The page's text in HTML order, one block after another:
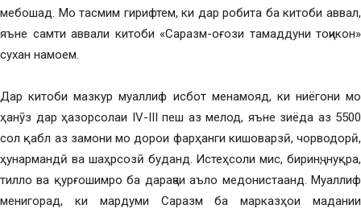
мебошад. Мо тасмим гирифтем, ки дар робита ба китоби аввал,
яъне самти аввали китоби «Саразм-оғози тамаддуни тоҷикон»
сухан намоем.
Дар китоби мазкур муаллиф исбот менамояд, ки ниёгони мо
ҳанӯз дар ҳазорсолаи IV-III пеш аз мелод, яъне зиёда аз 5500
сол қабл аз замони мо дорои фарҳанги кишоварзӣ, чорводорӣ,
ҳунармандӣ ва шаҳрсозӣ буданд. Истеҳсоли мис, биринҷ, нуқра,
тилло ва қурғошимро ба дараҷаи аъло медонистаанд. Муаллиф
менигорад, ки мардуми Саразм ба марказҳои мадании